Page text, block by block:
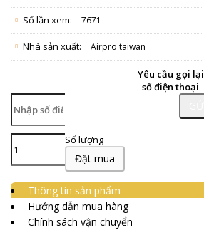
Số lần xem: 7671
Nhà sản xuất: Airpro taiwan
Yêu cầu gọi lại
số điện thoại
Số lượng
Đặt mua
Thông tin sản phẩm
Hướng dẫn mua hàng
Chính sách vận chuyển